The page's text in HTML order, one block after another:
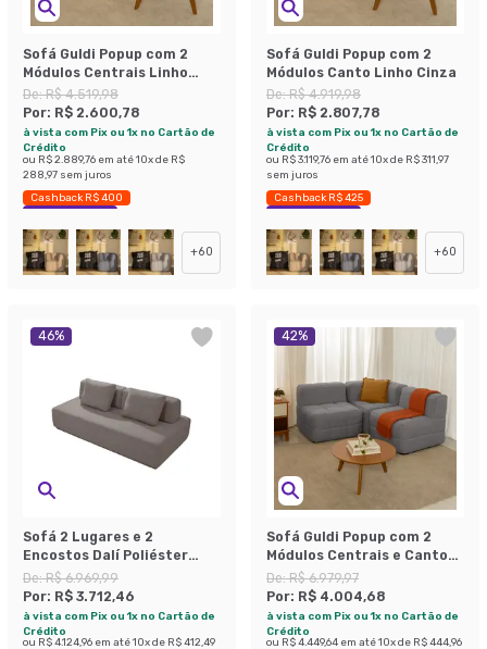
Sofá Guldi Popup com 2
Módulos Centrais Linho
Cinza
De:R$ 4.519,98
Por: R$ 2.600,78
à vista com Pix ou 1x no Cartão de
Crédito
ou R$ 2.889,76 em até10x de R$
288,97 sem juros
Cashback R$ 400
Economize 42%
+60
Sofá Guldi Popup com 2
Módulos Canto Linho Cinza
De:R$ 4.919,98
Por: R$ 2.807,78
à vista com Pix ou 1x no Cartão de
Crédito
ou R$ 3.119,76 em até10x de R$ 311,97
sem juros
Cashback R$ 425
Economize 42%
+60
46%
Sofá 2 Lugares e 2
Encostos Dalí Poliéster
Cinza
De:R$ 6.969,99
Por: R$ 3.712,46
à vista com Pix ou 1x no Cartão de
Crédito
ou R$ 4.124,96 em até10x de R$ 412,49
42%
Sofá Guldi Popup com 2
Módulos Centrais e Canto
Linho Cinza
De:R$ 6.979,97
Por: R$ 4.004,68
à vista com Pix ou 1x no Cartão de
Crédito
ou R$ 4.449,64 em até10x de R$ 444,96